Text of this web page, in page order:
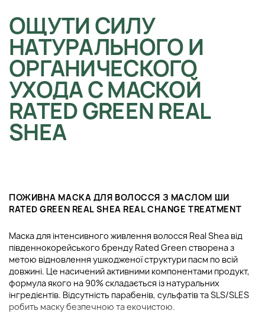
ОЩУТИ СИЛУ
НАТУРАЛЬНОГО И
ОРГАНИЧЕСКОГО
УХОДА С МАСКОЙ
RATED GREEN REAL
SHEA
ПОЖИВНА МАСКА ДЛЯ ВОЛОССЯ З МАСЛОМ ШИ
RATED GREEN REAL SHEA REAL CHANGE TREATMENT
Маска для інтенсивного живлення волосся Real Shea від
південнокорейського бренду Rated Green створена з
метою відновлення ушкодженої структури пасм по всій
довжині. Це насичений активними компонентами продукт,
формула якого на 90% складається із натуральних
інгредієнтів. Відсутність парабенів, сульфатів та SLS/SLES
робить маску безпечною та екочистою.